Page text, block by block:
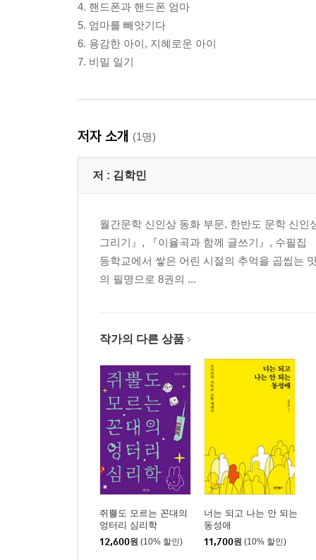
4. 핸드폰과 핸드폰 엄마
5. 엄마를 빼앗기다
6. 용감한 아이, 지혜로운 아이
7. 비밀 일기
저자 소개 (1명)
저 : 김학민
월간문학 신인상 동화 부문, 한반도 문학 신
그리기』, 『이율곡과 함께 글쓰기』, 수필집
등학교에서 쌓은 어린 시절의 추억을 곱씹는
의 필명으로 8권의 ...
작가의 다른 상품
쥐뿔도 모르는 꼰대의
엉터리 심리학
12,600원 (10% 할인)
너는 되고 나는 안 되는
동성애
11,700원 (10% 할인)